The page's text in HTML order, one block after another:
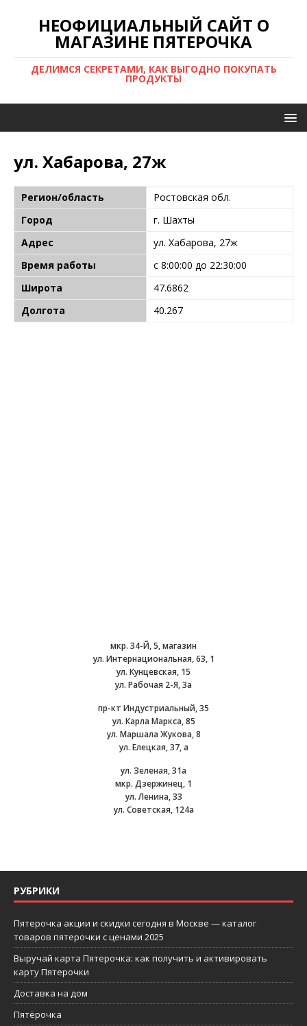
НЕОФИЦИАЛЬНЫЙ САЙТ О
МАГАЗИНЕ ПЯТЕРОЧКА
ДЕЛИМСЯ СЕКРЕТАМИ, КАК ВЫГОДНО ПОКУПАТЬ
ПРОДУКТЫ
ул. Хабарова, 27ж
Регион/область
Ростовская обл.
Город
г. Шахты
Адрес
ул. Хабарова, 27ж
Время работы
с 8:00:00 до 22:30:00
Широта
47.6862
Долгота
40.267
мкр. 34-Й, 5, магазин
ул. Интернациональная, 63, 1
ул. Кунцевская, 15
ул. Рабочая 2-Я, 3а
пр-кт Индустриальный, 35
ул. Карла Маркса, 85
ул. Маршала Жукова, 8
ул. Елецкая, 37, а
ул. Зеленая, 31а
мкр. Дзержинец, 1
ул. Ленина, 33
ул. Советская, 124а
РУБРИКИ
Пятерочка акции и скидки сегодня в Москве — каталог
товаров пятерочки с ценами 2025
Выручай карта Пятерочка: как получить и активировать
карту Пятерочки
Доставка на дом
Пятёрочка